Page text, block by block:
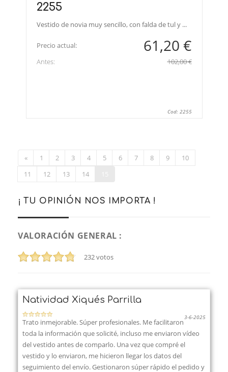
2255
Vestido de novia muy sencillo, con falda de tul y ...
Precio actual: 61,20 €
Antes: 102,00 €
Cod: 2255
« 1 2 3 4 5 6 7 8 9
10
11
12 13 14
¡ TU OPINIÓN NOS IMPORTA !
VALORACIÓN GENERAL :
232votos
Natividad Xiqués Parrilla
3-6-2025
Trato inmejorable. Súper profesionales. Me facilitaron
toda la información que solicité, incluso me enviaron vídeo
del vestido antes de comparlo. Una vez que compré el
vestido y lo enviaron, me hicieron llegar los datos del
seguimiento del envío. Gestionaron súper rápido el pedido y